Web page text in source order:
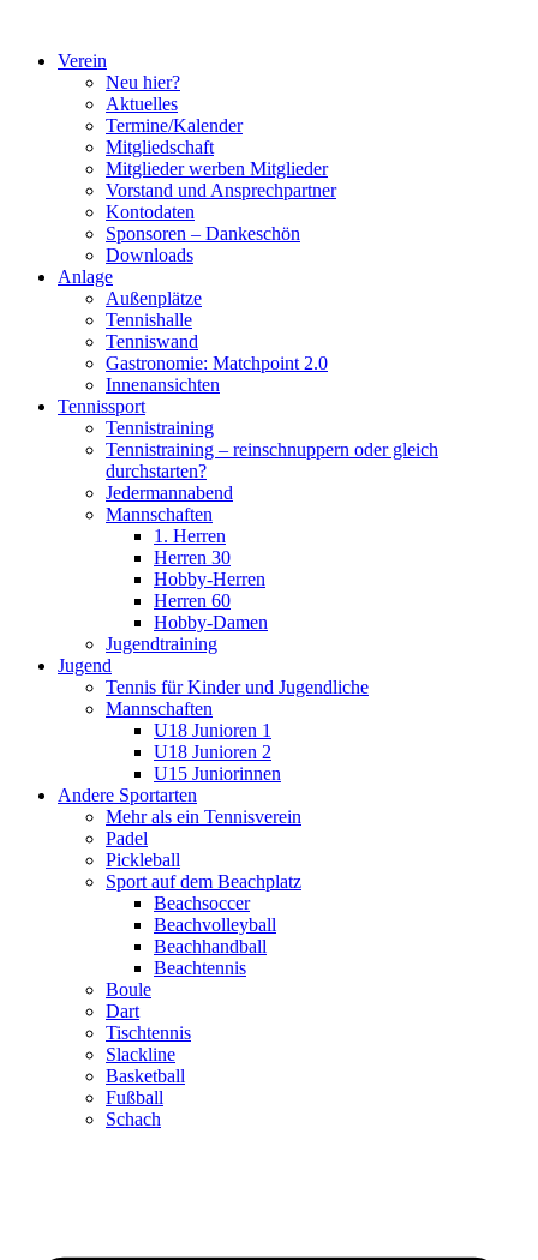
springenVerein
Neu hier?
Aktuelles
Termine/Kalender
Mitgliedschaft
Mitglieder werben Mitglieder
Vorstand und Ansprechpartner
Kontodaten
Sponsoren – Dankeschön
Downloads
Anlage
Außenplätze
Tennishalle
Tenniswand
Gastronomie: Matchpoint 2.0
Innenansichten
Tennissport
Tennistraining
Tennistraining – reinschnuppern oder gleich
durchstarten?
Jedermannabend
Mannschaften
1. Herren
Herren 30
Hobby-Herren
Herren 60
Hobby-Damen
Jugendtraining
Jugend
Tennis für Kinder und Jugendliche
Mannschaften
U18 Junioren 1
U18 Junioren 2
U15 Juniorinnen
Andere Sportarten
Mehr als ein Tennisverein
Padel
Pickleball
Sport auf dem Beachplatz
Beachsoccer
Beachvolleyball
Beachhandball
Beachtennis
Boule
Dart
Tischtennis
Slackline
Basketball
Fußball
Schach